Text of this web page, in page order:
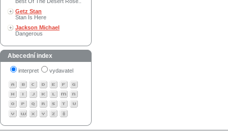
Getz Stan
Stan Is Here
Jackson Michael
Dangerous
Abecední index
interpret vydavatel